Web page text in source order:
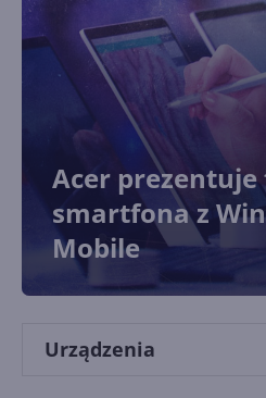
Acer
smartfona z
Mobile
Urządzenia